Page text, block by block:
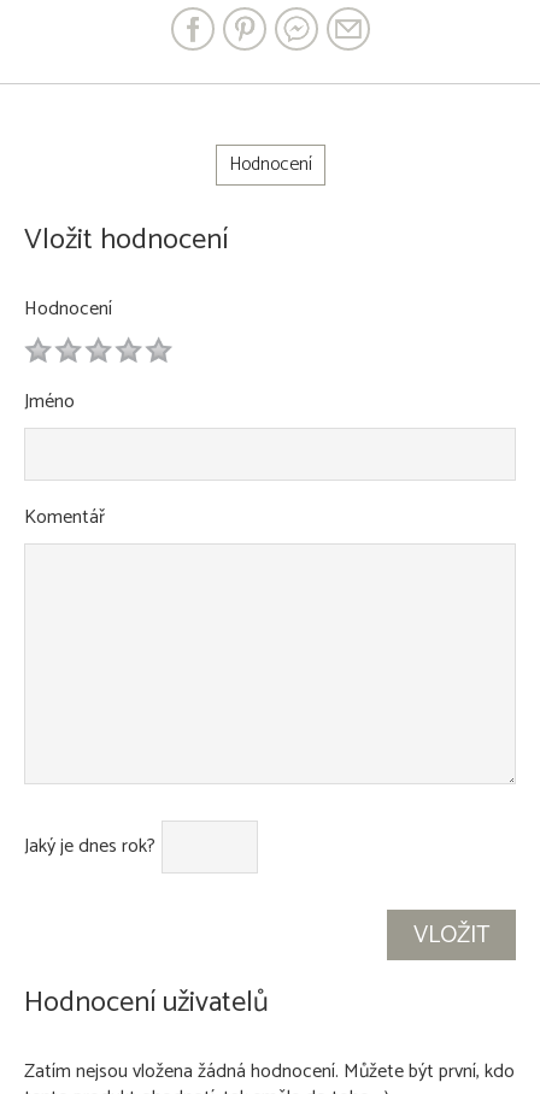
Hodnocení
Vložit hodnocení
Hodnocení
1
2 3 4
5
Jméno
Komentář
Jaký je dnes rok?
Hodnocení uživatelů
Zatím nejsou vložena žádná hodnocení. Můžete být první, kdo